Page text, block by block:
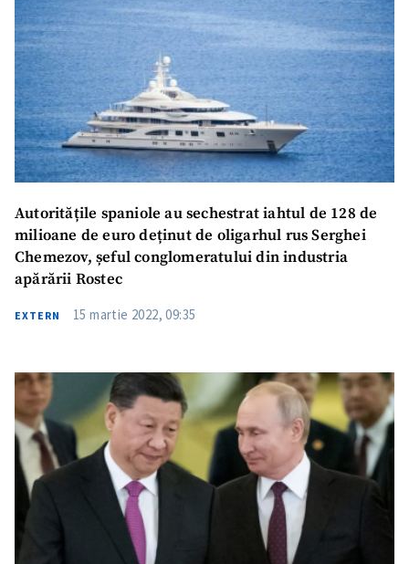
Autoritățile spaniole au sechestrat iahtul de 128 de
milioane de euro deținut de oligarhul rus Serghei
Chemezov, șeful conglomeratului din industria
apărării Rostec
EXTERN 15 martie 2022, 09:35